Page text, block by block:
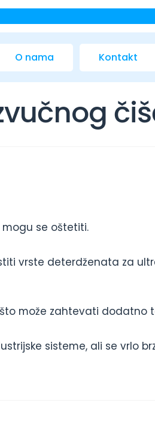
O nama Kontakt
se oštetiti.
vrste deterdženata za
može zahtevati dodatno
sisteme, ali se vrlo